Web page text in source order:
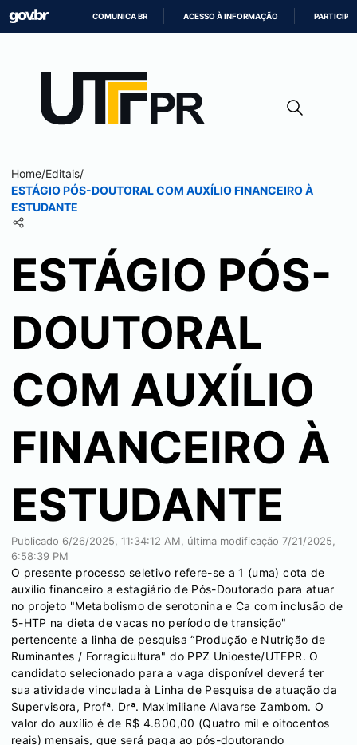
CONTEÚDO
COMUNICA BR ACESSO À INFORMAÇÃO PARTICIPE
Home/Editais/
ESTÁGIO PÓS-DOUTORAL COM AUXÍLIO FINANCEIRO À
ESTUDANTE
ESTÁGIO PÓS-
DOUTORAL
COM AUXÍLIO
FINANCEIRO À
ESTUDANTE
Publicado 6/26/2025, 11:34:12 AM , última modificação 7/21/2025,
6:58:39 PM
O presente processo seletivo refere-se a 1 (uma) cota de
auxílio financeiro a estagiário de Pós-Doutorado para atuar
no projeto "Metabolismo de serotonina e Ca com inclusão de
5-HTP na dieta de vacas no período de transição"
pertencente a linha de pesquisa “Produção e Nutrição de
Ruminantes / Forragicultura" do PPZ Unioeste/UTFPR. O
candidato selecionado para a vaga disponível deverá ter
sua atividade vinculada à Linha de Pesquisa de atuação da
Supervisora, Profª. Drª. Maximiliane Alavarse Zambom. O
valor do auxílio é de R$ 4.800,00 (Quatro mil e oitocentos
reais) mensais, que será paga ao pós-doutorando